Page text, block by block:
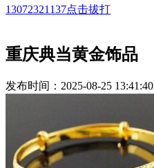
13072321137点击拔打
重庆典当黄金饰品
发布时间：2025-08-25 13:41:40